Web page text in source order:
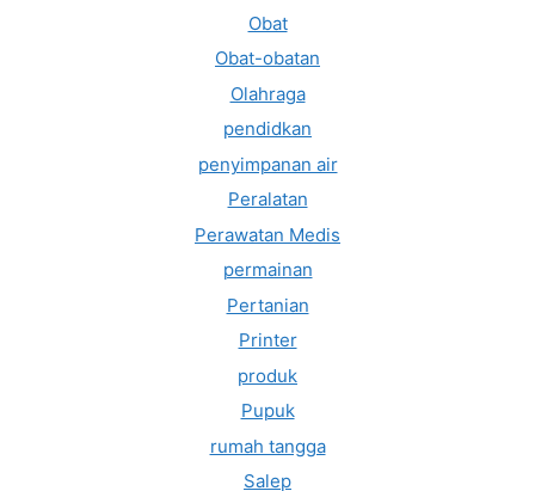
Obat
Obat-obatan
Olahraga
pendidkan
penyimpanan air
Peralatan
Perawatan Medis
permainan
Pertanian
Printer
produk
Pupuk
rumah tangga
Salep